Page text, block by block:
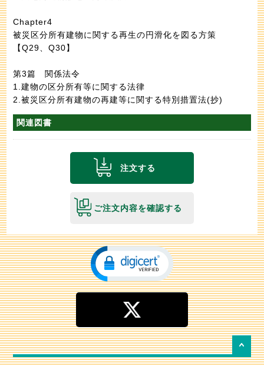
Chapter4
被災区分所有建物に関する再生の円滑化を図る方策
【Q29、Q30】
第3篇 関係法令
1.建物の区分所有等に関する法律
2.被災区分所有建物の再建等に関する特別措置法(抄)
関連図書
注文する
ご注文内容を確認する